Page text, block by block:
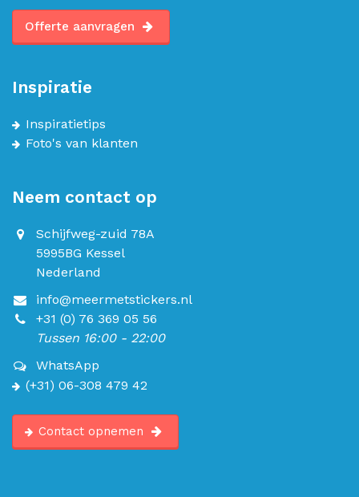
Offerte aanvragen
Inspiratie
Inspiratietips
Foto's van klanten
Neem contact op
Schijfweg-zuid 78A
5995BG Kessel
Nederland
info@meermetstickers.nl
+31 (0) 76 369 05 56
Tussen 16:00 - 22:00
WhatsApp
(+31) 06-308 479 42
Contact opnemen